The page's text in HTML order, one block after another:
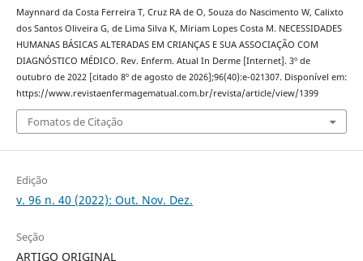
Maynnard da Costa Ferreira T, Cruz RA de O, Souza do Nascimento W, Calixto
dos Santos Oliveira G, de Lima Silva K, Miriam Lopes Costa M. NECESSIDADES
HUMANAS BÁSICAS ALTERADAS EM CRIANÇAS E SUA ASSOCIAÇÃO COM
DIAGNÓSTICO MÉDICO. Rev. Enferm. Atual In Derme [Internet]. 3º de
outubro de 2022 [citado 8º de agosto de 2026];96(40):e-021307. Disponível em:
https://www.revistaenfermagematual.com.br/revista/article/view/1399
Fomatos de Citação
Edição
v. 96 n. 40 (2022): Out. Nov. Dez.
Seção
ARTIGO ORIGINAL